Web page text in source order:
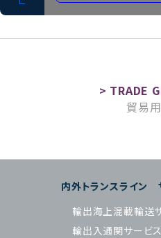
貿易
内外トランスライン
輸出海上混載輸送
輸出入通関サービス